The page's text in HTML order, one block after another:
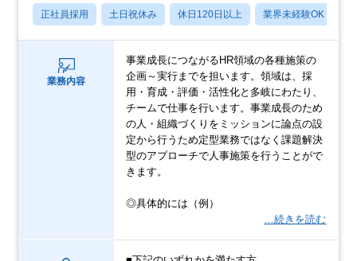
正社員採用 土日祝休み 休日120日以上 業界未経験OK
業務内容
事業成長につながるHR領域の各種施策の
企画～実行までを担います。領域は、採
用・育成・評価・活性化と多岐にわたり、
チームで仕事を行います。事業成長のため
の人・組織づくりをミッションに論点の設
定から行うため定型業務ではなく課題解決
型のアプローチで人事施策を行うことがで
きます。
◎具体的には（例）
…続きを読む